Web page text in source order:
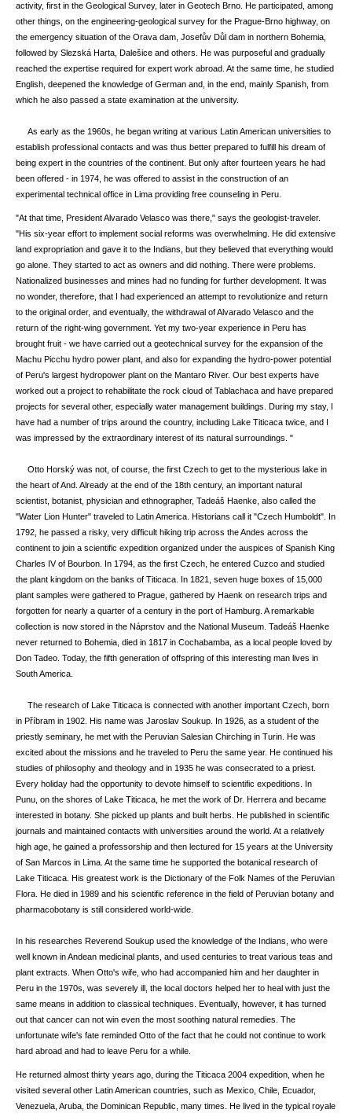
activity, first in the Geological Survey, later in Geotech Brno. He participated, among
other things, on the engineering-geological survey for the Prague-Brno highway, on
the emergency situation of the Orava dam, Josefův Důl dam in northern Bohemia,
followed by Slezská Harta, Dalešice and others. He was purposeful and gradually
reached the expertise required for expert work abroad. At the same time, he studied
English, deepened the knowledge of German and, in the end, mainly Spanish, from
which he also passed a state examination at the university.
As early as the 1960s, he began writing at various Latin American universities to
establish professional contacts and was thus better prepared to fulfill his dream of
being expert in the countries of the continent. But only after fourteen years he had
been offered - in 1974, he was offered to assist in the construction of an
experimental technical office in Lima providing free counseling in Peru.
"At that time, President Alvarado Velasco was there," says the geologist-traveler.
"His six-year effort to implement social reforms was overwhelming. He did extensive
land expropriation and gave it to the Indians, but they believed that everything would
go alone. They started to act as owners and did nothing. There were problems.
Nationalized businesses and mines had no funding for further development. It was
no wonder, therefore, that I had experienced an attempt to revolutionize and return
to the original order, and eventually, the withdrawal of Alvarado Velasco and the
return of the right-wing government. Yet my two-year experience in Peru has
brought fruit - we have carried out a geotechnical survey for the expansion of the
Machu Picchu hydro power plant, and also for expanding the hydro-power potential
of Peru's largest hydropower plant on the Mantaro River. Our best experts have
worked out a project to rehabilitate the rock cloud of Tablachaca and have prepared
projects for several other, especially water management buildings. During my stay, I
have had a number of trips around the country, including Lake Titicaca twice, and I
was impressed by the extraordinary interest of its natural surroundings. "
Otto Horský was not, of course, the first Czech to get to the mysterious lake in
the heart of And. Already at the end of the 18th century, an important natural
scientist, botanist, physician and ethnographer, Tadeáš Haenke, also called the
"Water Lion Hunter" traveled to Latin America. Historians call it "Czech Humboldt". In
1792, he passed a risky, very difficult hiking trip across the Andes across the
continent to join a scientific expedition organized under the auspices of Spanish King
Charles IV of Bourbon. In 1794, as the first Czech, he entered Cuzco and studied
the plant kingdom on the banks of Titicaca. In 1821, seven huge boxes of 15,000
plant samples were gathered to Prague, gathered by Haenk on research trips and
forgotten for nearly a quarter of a century in the port of Hamburg. A remarkable
collection is now stored in the Náprstov and the National Museum. Tadeáš Haenke
never returned to Bohemia, died in 1817 in Cochabamba, as a local people loved by
Don Tadeo. Today, the fifth generation of offspring of this interesting man lives in
South America.
The research of Lake Titicaca is connected with another important Czech, born
in Příbram in 1902. His name was Jaroslav Soukup. In 1926, as a student of the
priestly seminary, he met with the Peruvian Salesian Chirching in Turin. He was
excited about the missions and he traveled to Peru the same year. He continued his
studies of philosophy and theology and in 1935 he was consecrated to a priest.
Every holiday had the opportunity to devote himself to scientific expeditions. In
Punu, on the shores of Lake Titicaca, he met the work of Dr. Herrera and became
interested in botany. She picked up plants and built herbs. He published in scientific
journals and maintained contacts with universities around the world. At a relatively
high age, he gained a professorship and then lectured for 15 years at the University
of San Marcos in Lima. At the same time he supported the botanical research of
Lake Titicaca. His greatest work is the Dictionary of the Folk Names of the Peruvian
Flora. He died in 1989 and his scientific reference in the field of Peruvian botany and
pharmacobotany is still considered world-wide.
In his researches Reverend Soukup used the knowledge of the Indians, who were
well known in Andean medicinal plants, and used centuries to treat various teas and
plant extracts. When Otto's wife, who had accompanied him and her daughter in
Peru in the 1970s, was severely ill, the local doctors helped her to heal with just the
same means in addition to classical techniques. Eventually, however, it has turned
out that cancer can not win even the most soothing natural remedies. The
unfortunate wife's fate reminded Otto of the fact that he could not continue to work
hard abroad and had to leave Peru for a while.
He returned almost thirty years ago, during the Titicaca 2004 expedition, when he
visited several other Latin American countries, such as Mexico, Chile, Ecuador,
Venezuela, Aruba, the Dominican Republic, many times. He lived in the typical royale